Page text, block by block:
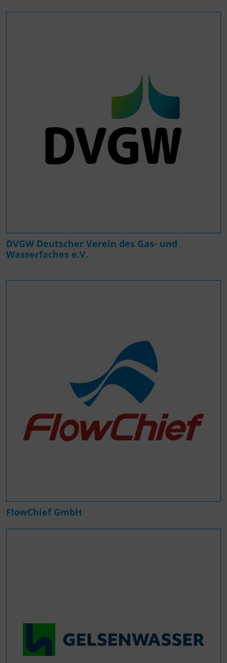
DVGW Deutscher Verein des Gas- und
Wasserfaches e.V.
FlowChief GmbH